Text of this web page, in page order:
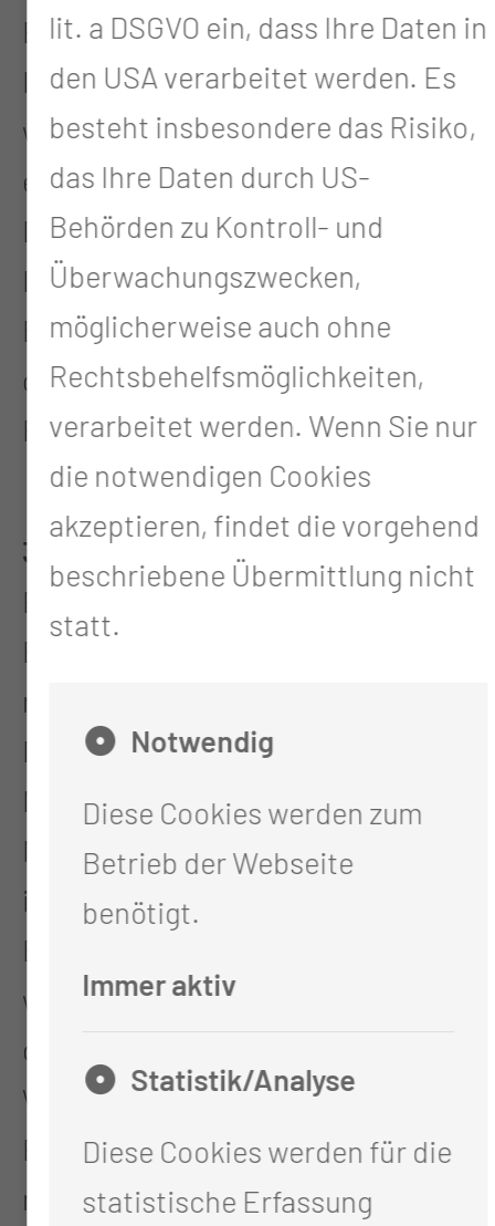
Erlernen der interdisziplinären
Indikationsstellung zur
weiterführenden Diagnostik
einschließlich der
Differentialindikation und
Interpretation radiologischer
Befunde im Zusammenhang mit
gebietsbezogenen
Fragestellungen.
3. Weiterbildungsjahr
Erwerb von Kenntnissen,
Erfahrungen und Fertigkeiten in
nachfolgenden Bereichen:
Für den Zeitraum von mind. 2
Monaten Weiterbildung in
Mammographie einschließlich
interventioneller Maßnahmen im
Bereich Mamma. Erwerb
weiterführender Kenntnisse über
den gesamten Verlauf der
Weiterbildungszeit.
Erlernen interventioneller und
minimalinvasiver radiologischer
lit. a DSGVO ein, dass Ihre Daten in
den USA verarbeitet werden. Es
besteht insbesondere das Risiko,
das Ihre Daten durch US-
Behörden zu Kontroll- und
Überwachungszwecken,
möglicherweise auch ohne
Rechtsbehelfsmöglichkeiten,
verarbeitet werden. Wenn Sie nur
die notwendigen Cookies
akzeptieren, findet die vorgehend
beschriebene Übermittlung nicht
statt.
Notwendig
Diese Cookies werden zum
Betrieb der Webseite
benötigt.
Immer aktiv
Statistik/Analyse
Diese Cookies werden für die
statistische Erfassung